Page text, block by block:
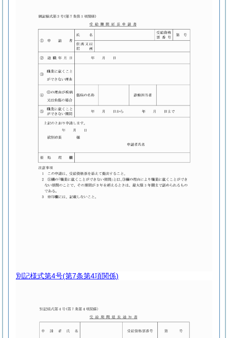
別記様式第4号(第7条第4項関係)